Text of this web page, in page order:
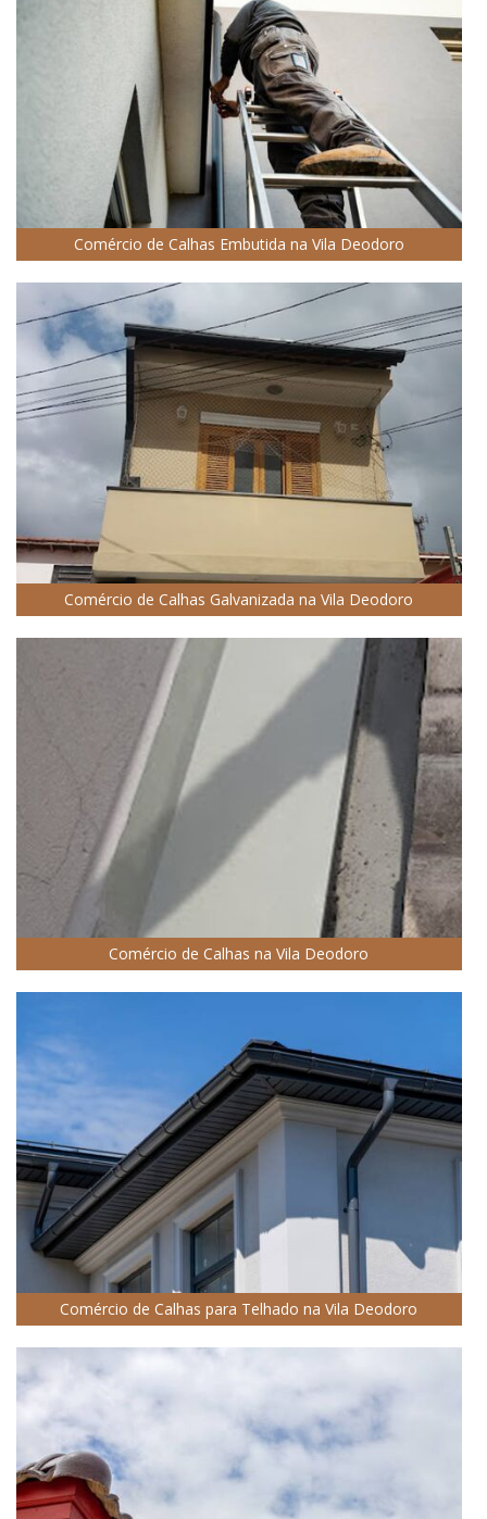
Comércio de Calhas Embutida na Vila Deodoro
Comércio de Calhas Galvanizada na Vila Deodoro
Comércio de Calhas na Vila Deodoro
Comércio de Calhas para Telhado na Vila Deodoro